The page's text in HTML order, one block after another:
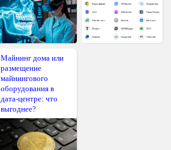
Майнинг дома или
размещение
майнингового
оборудования в
дата-центре: что
выгоднее?